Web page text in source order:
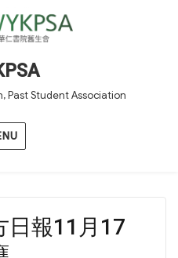
Past Student Association
日報11月17